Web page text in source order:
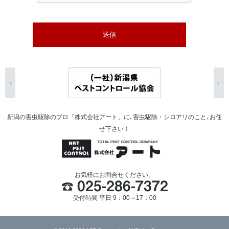
新潟の害虫駆除のプロ「株式会社アート」に､害虫駆除・シロアリのこと､お任
せ下さい！
お気軽にお問合せください。
受付時間 平日 9：00～17：00